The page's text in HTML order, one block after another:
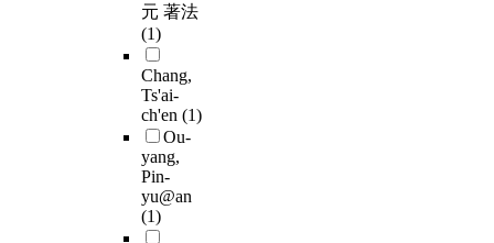
元 著法
(1)
Chang,
Ts'ai-
ch'en (1)
Ou-
yang,
Pin-
yu@an
(1)